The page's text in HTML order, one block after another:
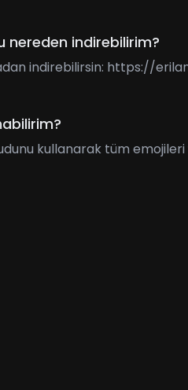
nereden indirebilirim?
indirebilirsin: https://
kullanarak tüm emojileri